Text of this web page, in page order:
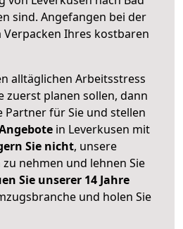
sind. Angefangen bei der
Ihres kostbaren
alltäglichen Arbeitsstress
zuerst planen sollen, dann
Partner für Sie und stellen
in Leverkusen mit
Sie nicht, unsere
nehmen und lehnen Sie
Sie unserer 14 Jahre
und holen Sie